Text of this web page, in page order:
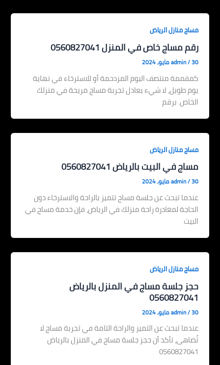
مساج منازل الرياض
رقم مساج خاص في المنزل 0560827041
admin/30 مايو، 2024
كمقممة منتصف اليوم المزدحمة أو للاسترخاء في نهاية
يوم طويل، لا شيء يعادل تجربة مساج مريحة في منزلك
الخاص. برقم
مساج منازل الرياض
مساج في البيت بالرياض 0560827041
admin/30 مايو، 2024
عندما تبحث عن جلسة مساج تتميز بالراحة والاسترخاء دون
الحاجة لمغادرة راحة منزلك في الرياض، فإن خدمة مساج في
البيت
مساج منازل الرياض
حجز جلسة مساج في المنزل بالرياض
0560827041
admin/30 مايو، 2024
عندما تبحث عن التميز والراحة التامة في تجربة مساج لا
تُضاهى، تأكد أن حجز جلسة مساج في المنزل بالرياض
0560827041